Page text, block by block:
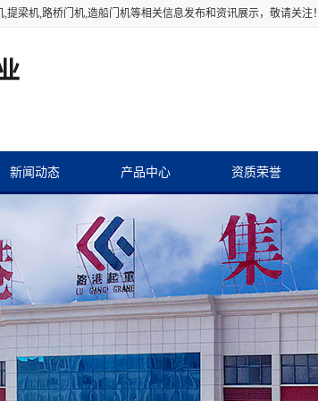
,提梁机,路桥门机,造船门机等相关信息发布和资讯展示，敬请关注！
新闻动态 产品中心 资质荣誉